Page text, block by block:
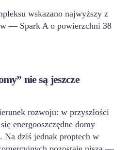
wskazano najwyższy z
— Spark A o powierzchni 38
nie są jeszcze
rozwoju: w przyszłości
energooszczędne domy
Na dziś jednak proptech w